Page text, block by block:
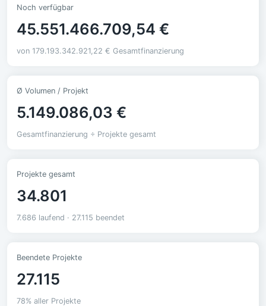
Noch verfügbar
45.551.466.709,54 €
von 179.193.342.921,22 € Gesamtfinanzierung
Ø Volumen / Projekt
5.149.086,03 €
Gesamtfinanzierung ÷ Projekte gesamt
Projekte gesamt
34.801
7.686 laufend · 27.115 beendet
Beendete Projekte
27.115
78% aller Projekte